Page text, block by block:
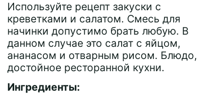
Используйте рецепт закуски с
креветками и салатом. Смесь для
начинки допустимо брать любую. В
данном случае это салат с яйцом,
ананасом и отварным рисом. Блюдо,
достойное ресторанной кухни.
Ингредиенты: